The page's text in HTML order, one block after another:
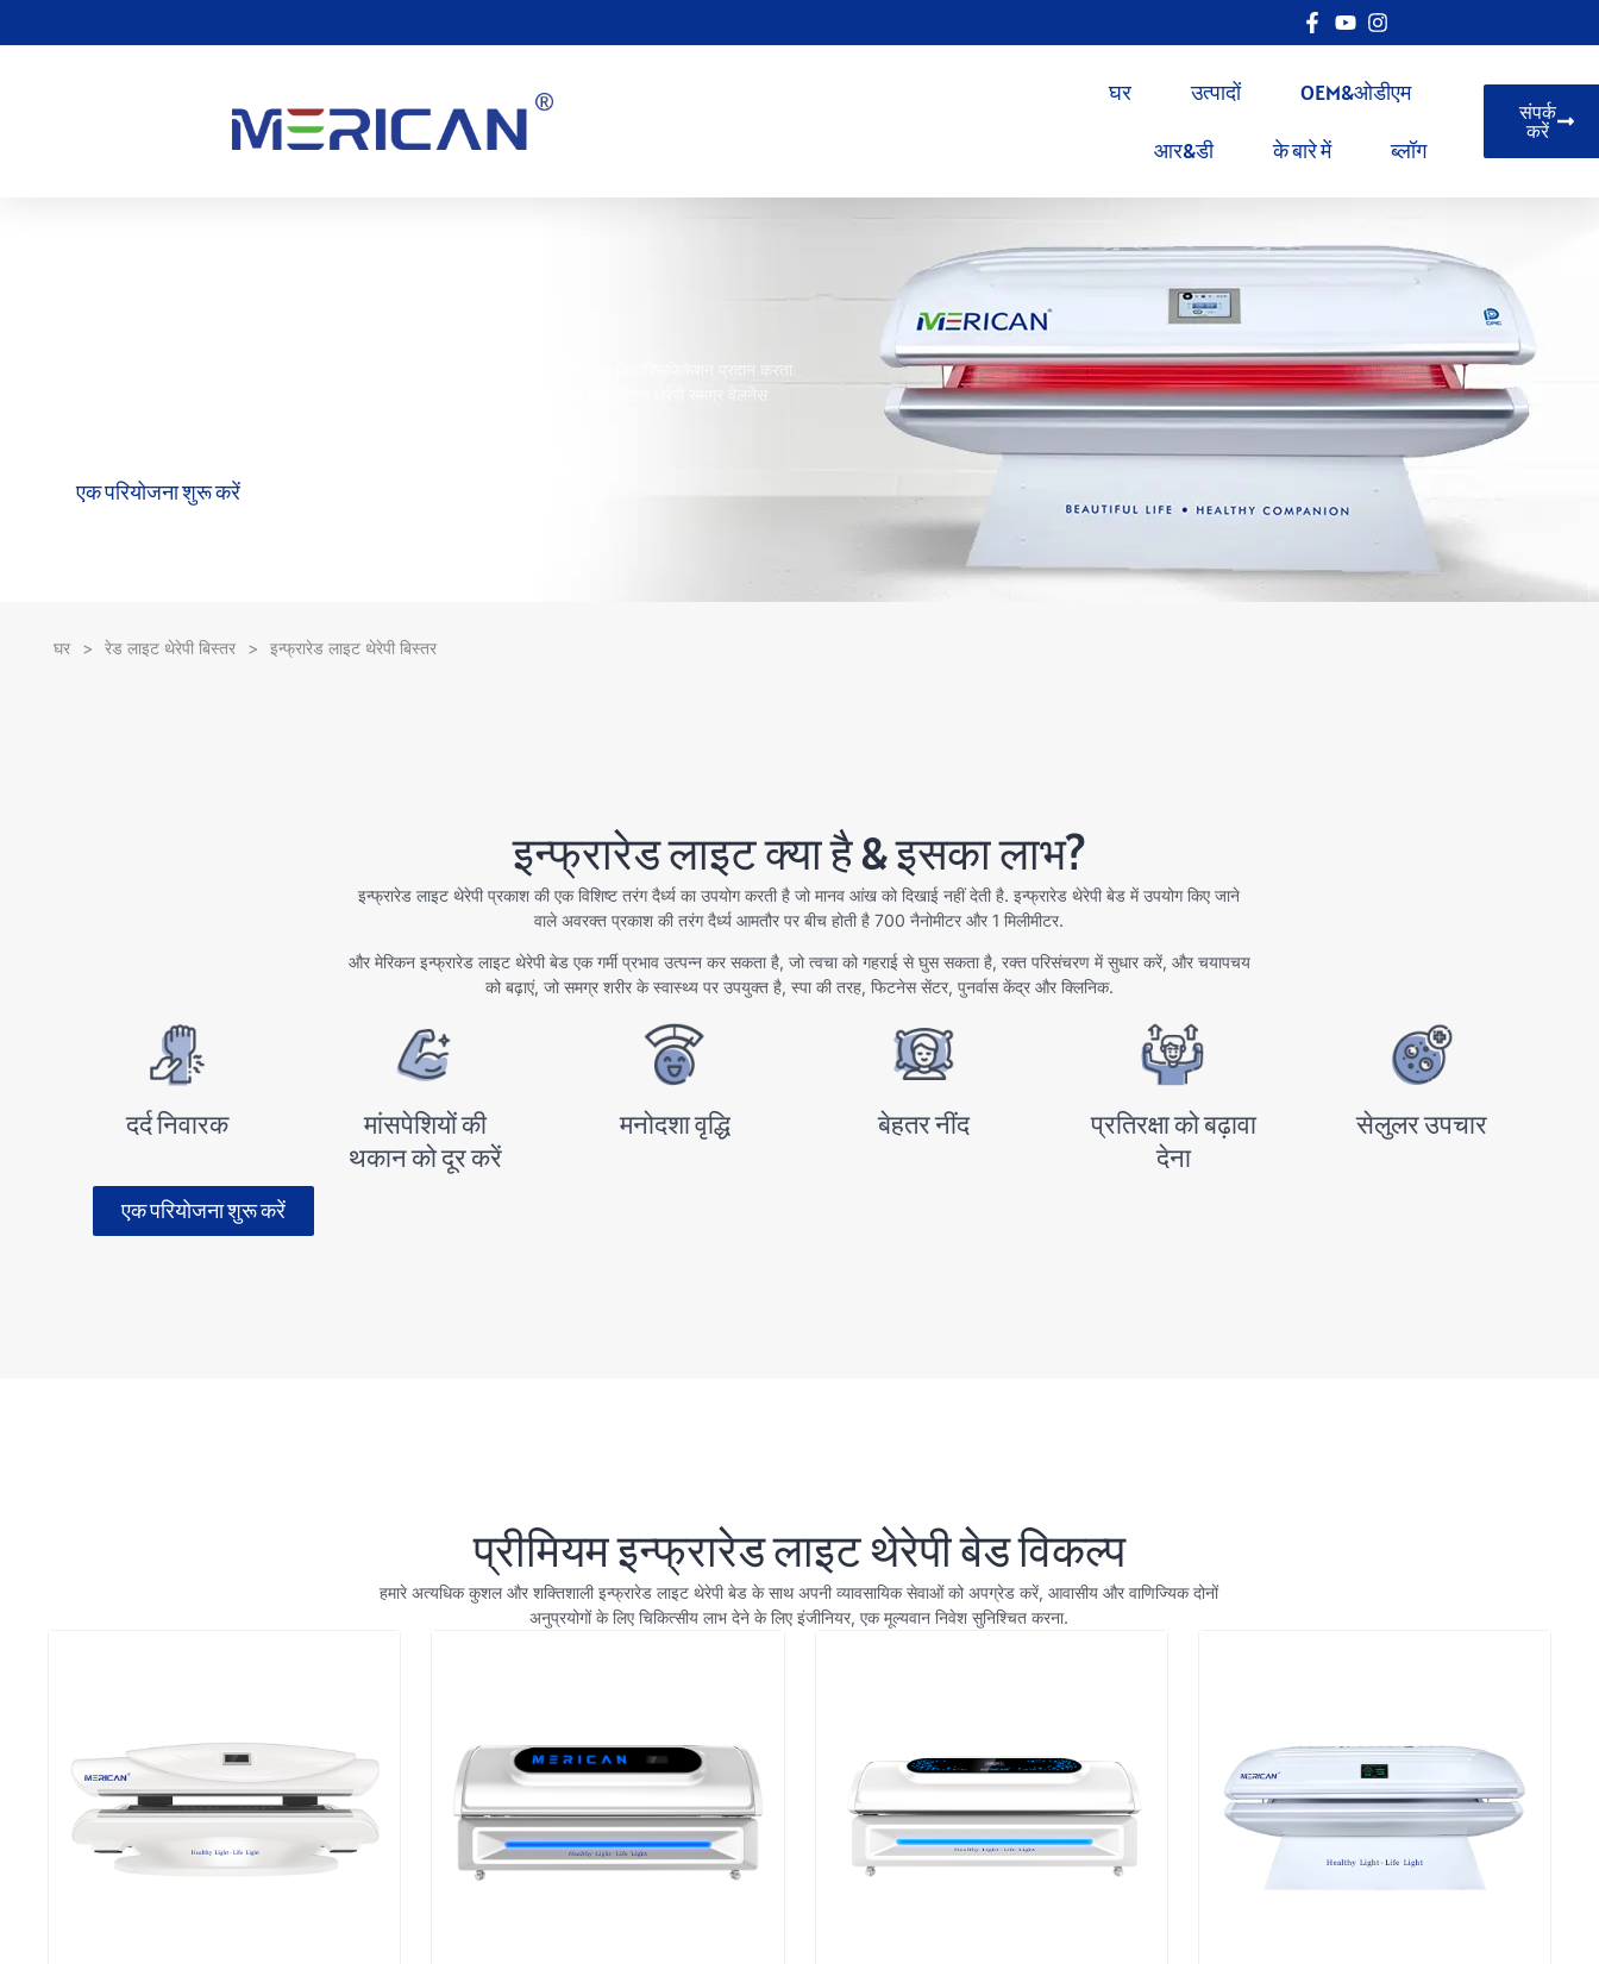
घर उत्पादों OEM&ओडीएम
आर&डी के बारे में ब्लॉग
संपर्क
करें
यह आपके व्यवसाय में उपचार और विश्राम ला सकता है. पूर्ण-शरीर इन्फ्रारेड थेरेपी की विशेषता, यह डिटॉक्सिफिकेशन प्रदान करता
एक परियोजना शुरू करें
घर > रेड लाइट थेरेपी बिस्तर > इन्फ्रारेड लाइट थेरेपी बिस्तर
इन्फ्रारेड लाइट क्या है & इसका लाभ?
इन्फ्रारेड लाइट थेरेपी प्रकाश की एक विशिष्ट तरंग दैर्ध्य का उपयोग करती है जो मानव आंख को दिखाई नहीं देती है. इन्फ्रारेड थेरेपी बेड में उपयोग किए जाने
वाले अवरक्त प्रकाश की तरंग दैर्ध्य आमतौर पर बीच होती है 700 नैनोमीटर और 1 मिलीमीटर.
और मेरिकन इन्फ्रारेड लाइट थेरेपी बेड एक गर्मी प्रभाव उत्पन्न कर सकता है, जो त्वचा को गहराई से घुस सकता है, रक्त परिसंचरण में सुधार करें, और चयापचय
को बढ़ाएं, जो समग्र शरीर के स्वास्थ्य पर उपयुक्त है, स्पा की तरह, फिटनेस सेंटर, पुनर्वास केंद्र और क्लिनिक.
दर्द निवारक
मांसपेशियों की
थकान को दूर करें
मनोदशा वृद्धि बेहतर नींद
प्रतिरक्षा को बढ़ावा
देना
सेलुलर उपचार
एक परियोजना शुरू करें
प्रीमियम इन्फ्रारेड लाइट थेरेपी बेड विकल्प
हमारे अत्यधिक कुशल और शक्तिशाली इन्फ्रारेड लाइट थेरेपी बेड के साथ अपनी व्यावसायिक सेवाओं को अपग्रेड करें, आवासीय और वाणिज्यिक दोनों
अनुप्रयोगों के लिए चिकित्सीय लाभ देने के लिए इंजीनियर, एक मूल्यवान निवेश सुनिश्चित करना.